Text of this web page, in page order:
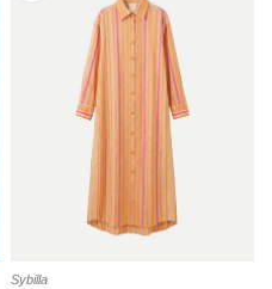
Sybilla